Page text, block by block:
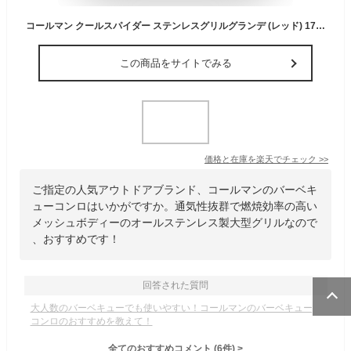
コールマン クールスパイダー ステンレスグリルグランデ (レッド) 170-9430 coleman アウトドア キャンプ 用品 オートキャンプ 用品 オートキャンプ バーベキュー 焚き火台 焚火台 たき火台 BBQ 関連品 備長炭 炭 キャンプ用品
この商品をサイトでみる
価格と在庫を楽天でチェック >>
ご指定の人気アウトドアブランド、コールマンのバーベキ
ューコンロはいかがですか。通気性抜群で燃焼効率の高い
メッシュボディーのオールステンレス製大型グリルなので
、おすすめです！
回答された質問
大人数のバーベキューでも使いやすい！コールマンのバーベキュー
コンロのおすすめを教えて！
全てのおすすめコメント (6件) >